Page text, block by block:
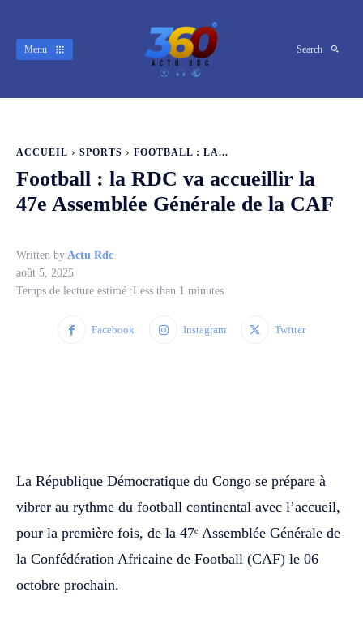
Menu Search
ACCUEIL SPORTS FOOTBALL : LA...
Football : la RDC va accueillir la
47e Assemblée Générale de la CAF
Written by Actu Rdc
août 5, 2025
Temps de lecture estimé :Less than 1 minutes
Facebook Instagram Twitter
La République Démocratique du Congo se prépare à
vibrer au rythme du football continental avec l’accueil,
pour la première fois, de la 47ᵉ Assemblée Générale de
la Confédération Africaine de Football (CAF) le 06
octobre prochain.